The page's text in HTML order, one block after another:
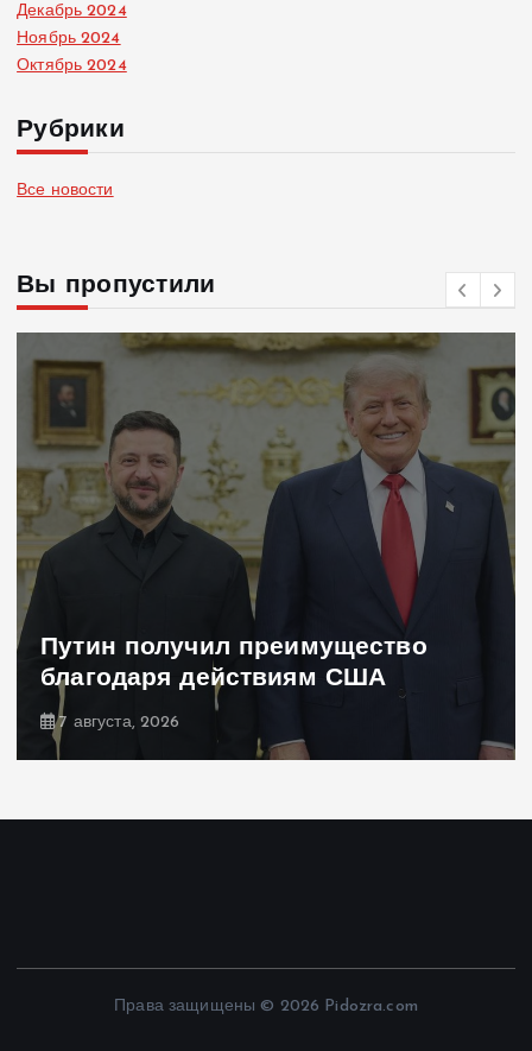
Декабрь 2024
Ноябрь 2024
Октябрь 2024
Рубрики
Все новости
Вы пропустили
Путин получил преимущество
благодаря действиям США
7 августа, 2026
Права защищены © 2026 Pidozra.com